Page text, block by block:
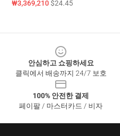
₩3,369,210$24.45
안심하고 쇼핑하세요
클릭에서 배송까지 24/7 보호
100% 안전한 결제
페이팔 / 마스터카드 / 비자